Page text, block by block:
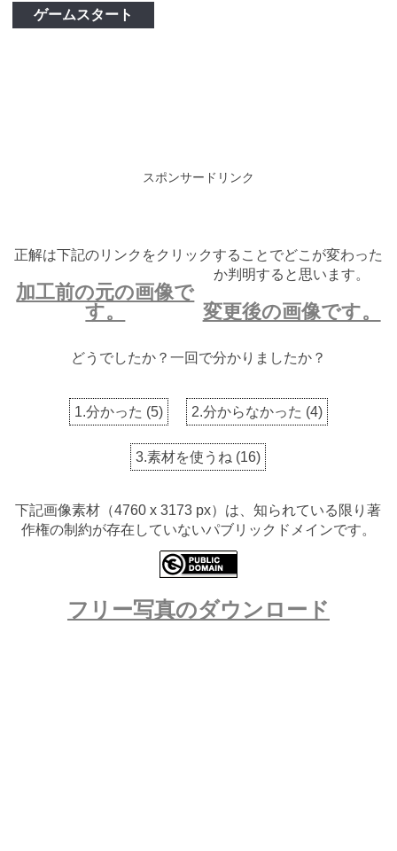
ゲームスタート
スポンサードリンク
正解は下記のリンクをクリックすることでどこが変わった
か判明すると思います。
加工前の元の画像で
す。
変更後の画像です。
どうでしたか？一回で分かりましたか？
1.分かった (5) 2.分からなかった (4)
3.素材を使うね (16)
下記画像素材（4760 x 3173 px）は、知られている限り著
作権の制約が存在していないパブリックドメインです。
フリー写真のダウンロード